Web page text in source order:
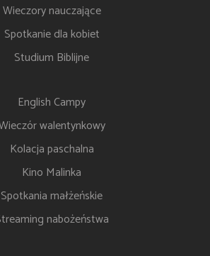
Wieczory nauczające
Spotkanie dla kobiet
Studium Biblijne
English Campy
walentynkowy
Kolacja paschalna
Kino Malinka
Spotkania małżeńskie
nabożeństwa